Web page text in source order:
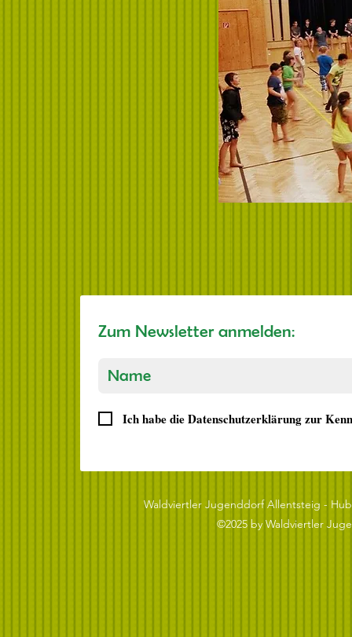
Zum Newsletter anmelden:
Ich habe die Datenschutzerklärung zur
Waldviertler Jugenddorf Allentsteig -
©2025 by Waldviertler